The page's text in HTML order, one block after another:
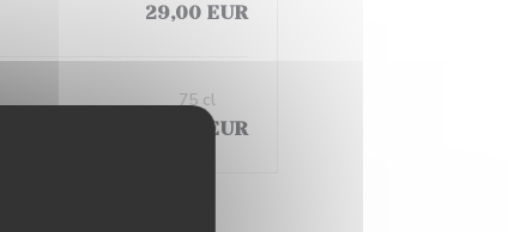
29,00 EUR
26,00 EUR
75 cl